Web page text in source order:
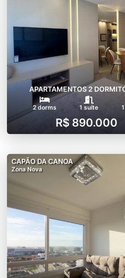
APARTAMENTOS 2
2 dorms 1 suíte
R$ 890.000
CAPÃO DA CANOA
Zona Nova